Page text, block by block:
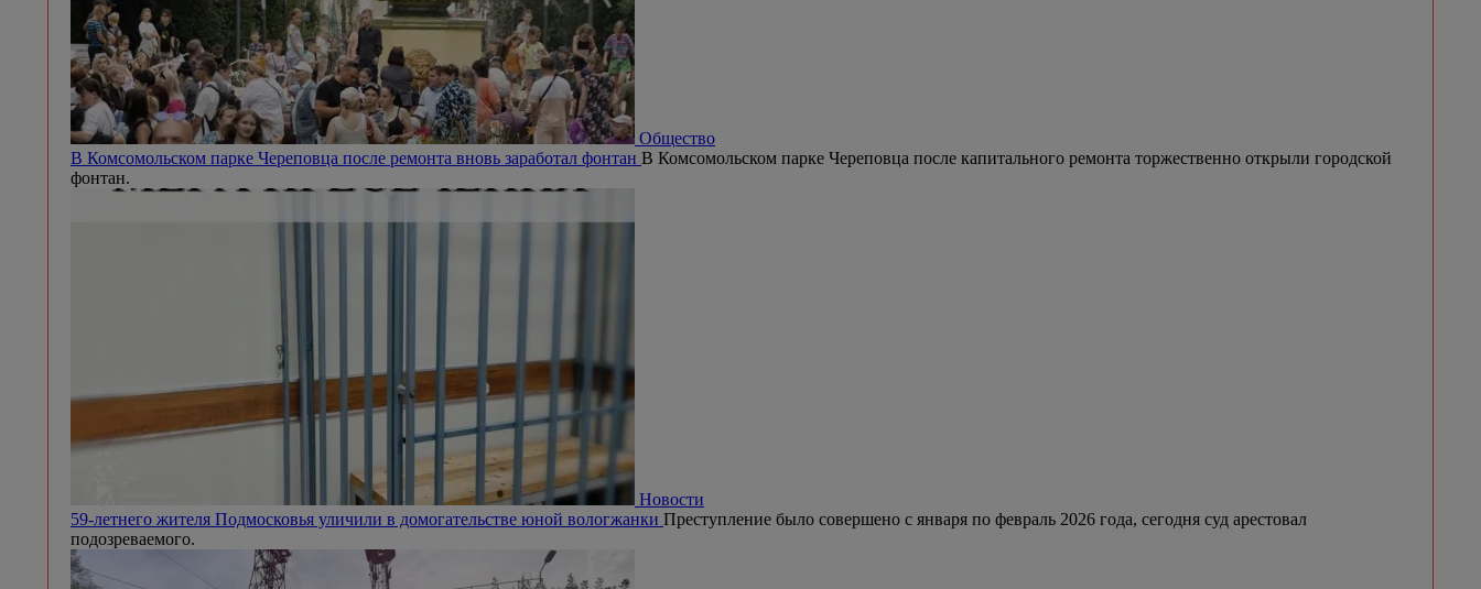
Общество
В Комсомольском парке Череповца после ремонта вновь заработал фонтан В Комсомольском парке Череповца после капитального ремонта торжественно открыли городской
фонтан.
Новости
59-летнего жителя Подмосковья уличили в домогательстве юной вологжанки Преступление было совершено с января по февраль 2026 года, сегодня суд арестовал
подозреваемого.